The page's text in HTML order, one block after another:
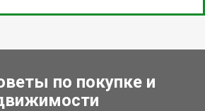
по покупке и